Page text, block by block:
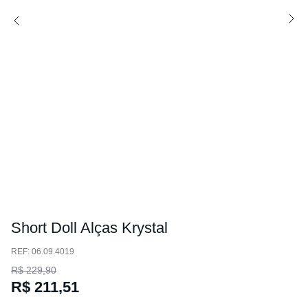
Short Doll Alças Krystal
: 06.09.4019
R$ 229,90
R$ 211,51